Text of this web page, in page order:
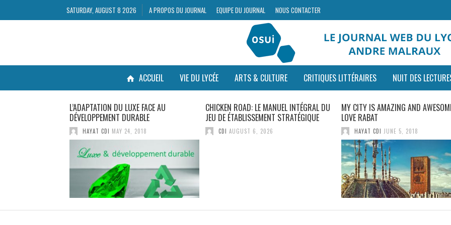
SATURDAY, AUGUST 8 2026 A PROPOS DU JOURNAL EQUIPE DU JOURNAL NOUS CONTACTER
ACCUEIL VIE DU LYCÉE ARTS & CULTURE CRITIQUES LITTÉRAIRES NUIT DES
L’ADAPTATION DU LUXE FACE AU
DÉVELOPPEMENT DURABLE
HAYAT CDI MAY 24, 2018
CHICKEN ROAD: LE MANUEL INTÉGRAL DU
JEU DE ÉTABLISSEMENT STRATÉGIQUE
CDI AUGUST 6, 2026
MY CITY IS AMAZING AND
LOVE RABAT
HAYAT CDI JUNE 5, 2018